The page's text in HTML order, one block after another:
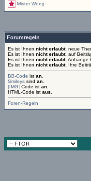
Mister Wong
Forumregeln
Es ist Ihnen nicht erlaubt, neue
Es ist Ihnen nicht erlaubt, auf
Es ist Ihnen nicht erlaubt, Anhänge
Es ist Ihnen nicht erlaubt, Ihre
BB-Code ist an
Smileys sind an
[IMG] Code ist an
HTML-Code ist aus
Foren-Regeln